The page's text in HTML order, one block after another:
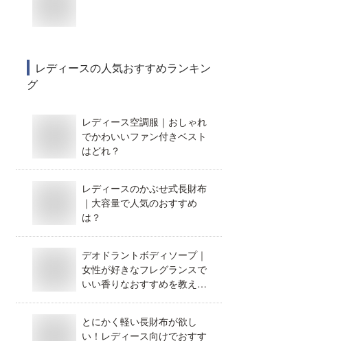
レディースの人気おすすめランキン
グ
レディース空調服｜おしゃれ
でかわいいファン付きベスト
はどれ？
レディースのかぶせ式長財布
｜大容量で人気のおすすめ
は？
デオドラントボディソープ｜
女性が好きなフレグランスで
いい香りなおすすめを教えて
とにかく軽い長財布が欲し
い！レディース向けでおすす